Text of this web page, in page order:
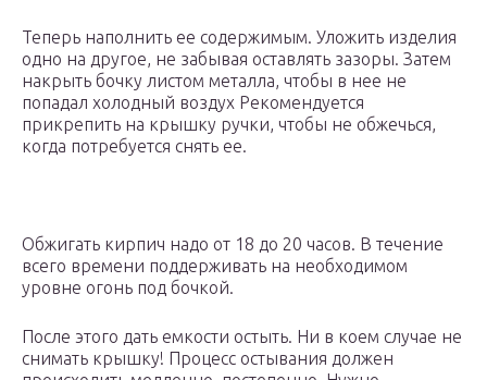
Теперь наполнить ее содержимым. Уложить изделия
одно на другое, не забывая оставлять зазоры. Затем
накрыть бочку листом металла, чтобы в нее не
попадал холодный воздух Рекомендуется
прикрепить на крышку ручки, чтобы не обжечься,
когда потребуется снять ее.
Обжигать кирпич надо от 18 до 20 часов. В течение
всего времени поддерживать на необходимом
уровне огонь под бочкой.
После этого дать емкости остыть. Ни в коем случае не
снимать крышку! Процесс остывания должен